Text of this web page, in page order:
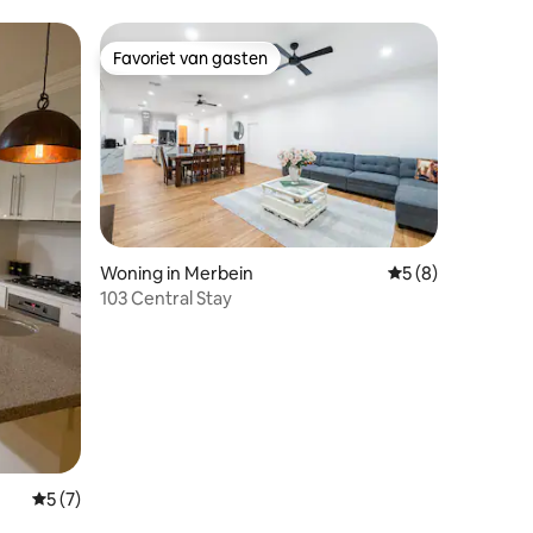
Gemiddelde beoordeling van 5 uit 5, 7 recensies
5 (7)
Favoriet van gasten
Favoriet van gasten
Woning in Merbein Gemiddelde
5 (8)
103 Central Stay